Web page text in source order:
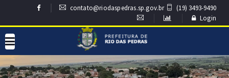
contato@riodaspedras.sp.gov.br
(19) 3493-9490
Login